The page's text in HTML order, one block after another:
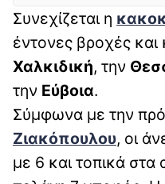
Συνεχίζεται η
έντονες βροχές και
Χαλκιδική, την
την Εύβοια.
Σύμφωνα με την
Ζιακόπουλου, οι
με 6 και τοπικά στα